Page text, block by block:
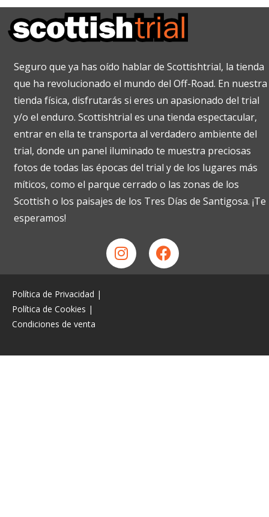
Seguro que ya has oído hablar de Scottishtrial, la tienda
que ha revolucionado el mundo del Off-Road. En nuestra
tienda física, disfrutarás si eres un apasionado del trial
y/o el enduro. Scottishtrial es una tienda espectacular,
entrar en ella te transporta al verdadero ambiente del
trial, donde un panel iluminado te muestra preciosas
fotos de todas las épocas del trial y de los lugares más
míticos, como el parque cerrado o las zonas de los
Scottish o los paisajes de los Tres Días de Santigosa. ¡Te
esperamos!
Política de Privacidad |
Política de Cookies |
Condiciones de venta